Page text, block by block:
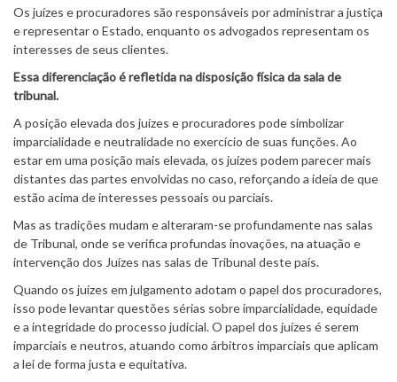
Os juízes e procuradores são responsáveis por administrar a justiça
e representar o Estado, enquanto os advogados representam os
interesses de seus clientes.
Essa diferenciação é refletida na disposição física da sala de
tribunal.
A posição elevada dos juízes e procuradores pode simbolizar
imparcialidade e neutralidade no exercício de suas funções. Ao
estar em uma posição mais elevada, os juízes podem parecer mais
distantes das partes envolvidas no caso, reforçando a ideia de que
estão acima de interesses pessoais ou parciais.
Mas as tradições mudam e alteraram-se profundamente nas salas
de Tribunal, onde se verifica profundas inovações, na atuação e
intervenção dos Juízes nas salas de Tribunal deste país.
Quando os juízes em julgamento adotam o papel dos procuradores,
isso pode levantar questões sérias sobre imparcialidade, equidade
e a integridade do processo judicial. O papel dos juízes é serem
imparciais e neutros, atuando como árbitros imparciais que aplicam
a lei de forma justa e equitativa.